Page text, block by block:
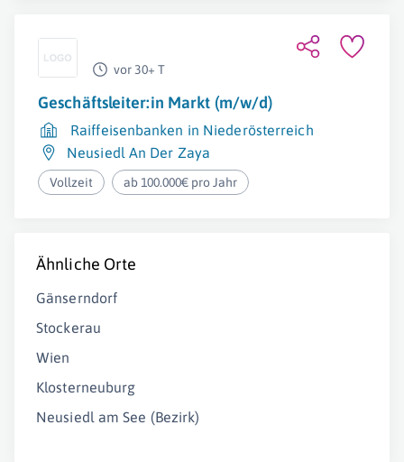
vor 30+ T
Geschäftsleiter:in Markt (m/w/d)
Raiffeisenbanken in Niederösterreich
Neusiedl An Der Zaya
Vollzeit ab 100.000€ pro Jahr
Ähnliche Orte
Gänserndorf
Stockerau
Wien
Klosterneuburg
Neusiedl am See (Bezirk)